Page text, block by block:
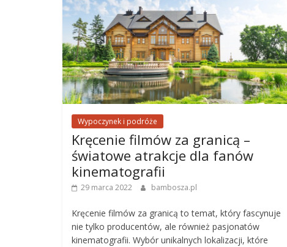
Wypoczynek i podróże
Kręcenie filmów za granicą –
światowe atrakcje dla fanów
kinematografii
29 marca 2022 bambosza.pl
Kręcenie filmów za granicą to temat, który fascynuje
nie tylko producentów, ale również pasjonatów
kinematografii. Wybór unikalnych lokalizacji, które